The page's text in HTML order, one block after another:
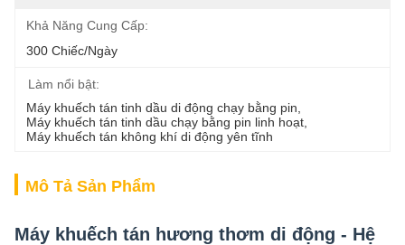
Khả Năng Cung Cấp:
300 Chiếc/ngày
Làm nổi bật:
Máy khuếch tán tinh dầu di động chạy bằng pin
Máy khuếch tán tinh dầu chạy bằng pin linh hoạt
Máy khuếch tán không khí di động yên tĩnh
Mô Tả Sản Phẩm
Máy khuếch tán hương thơm di động - Hệ